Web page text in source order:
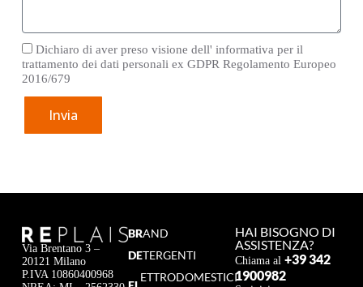
Dichiaro di aver preso visione dell' informativa per il
trattamento dei dati personali ex GDPR Regolamento Europeo
2016/679
Invia
Via Brentano 3 –
20121 Milano
P.IVA 10860400968
BRAND
DETERGENTI
ETTRODOMESTICI
HAI BISOGNO DI
ASSISTENZA?
Chiama al +39 342
1900982